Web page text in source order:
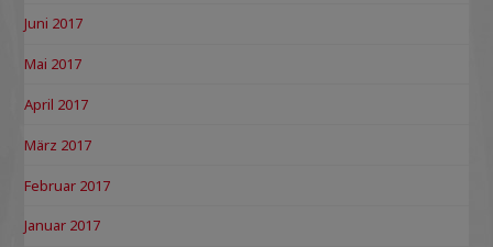
Juni 2017
Mai 2017
April 2017
März 2017
Februar 2017
Januar 2017